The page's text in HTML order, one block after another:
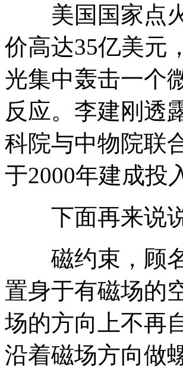
美国国家点火
价高达35亿美元
光集中轰击一个
反应。李建刚透
科院与中物院联
于2000年建成投
下面再来说说
磁约束，顾名
置身于有磁场的
场的方向上不再
沿着磁场方向做